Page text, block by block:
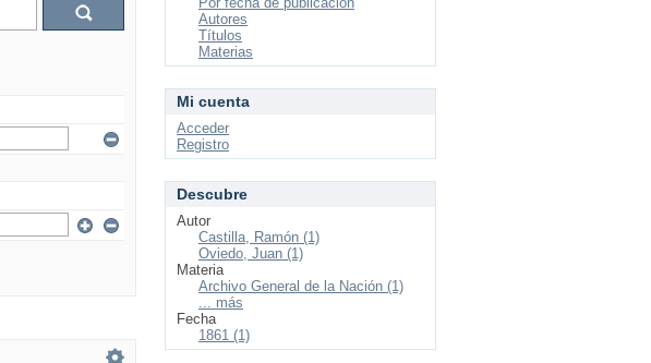
Autores
Títulos
Materias
Mi cuenta
Acceder
Registro
Descubre
Autor
Castilla, Ramón (1)
Oviedo, Juan (1)
Materia
Archivo General de la Nación (1)
... más
Fecha
1861 (1)